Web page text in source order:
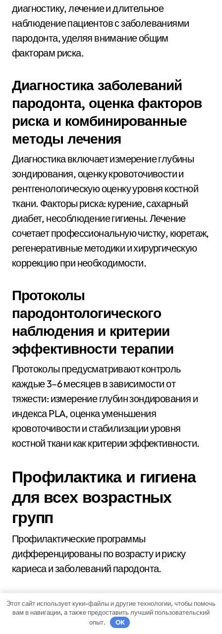
диагностику, лечение и длительное
наблюдение пациентов с заболеваниями
пародонта, уделяя внимание общим
факторам риска.
Диагностика заболеваний
пародонта, оценка факторов
риска и комбинированные
методы лечения
Диагностика включает измерение глубины
зондирования, оценку кровоточивости и
рентгенологическую оценку уровня костной
ткани. Факторы риска: курение, сахарный
диабет, несоблюдение гигиены. Лечение
сочетает профессиональную чистку, кюретаж,
регенеративные методики и хирургическую
коррекцию при необходимости.
Протоколы
пародонтологического
наблюдения и критерии
эффективности терапии
Протоколы предусматривают контроль
каждые 3–6 месяцев в зависимости от
тяжести: измерение глубин зондирования и
индекса PLA, оценка уменьшения
кровоточивости и стабилизации уровня
костной ткани как критерии эффективности.
Профилактика и гигиена
для всех возрастных
групп
Профилактические программы
дифференцированы по возрасту и риску
кариеса и заболеваний пародонта.
Возрастно-
дифференцированные
Этот сайт использует куки-файлы и другие технологии, чтобы помочь
вам в навигации, а также предоставить лучший пользовательский
опыт.
OK